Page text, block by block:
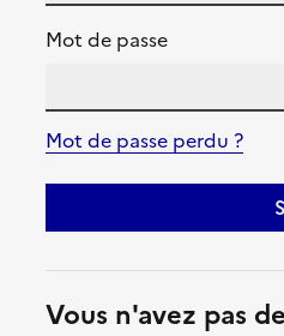
Mot de passe
Mot de passe perdu ?
Vous n'avez pas